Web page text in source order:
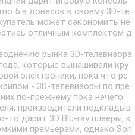
5 в довесок к своему 3D-те
может сэкономить не
отличным комплектом д
рынка 3D-телевизора
которые вынашивали кру
электроники, пока что ре
- 3D-телевизоры по пре
по-прежнему пока нечего.
производители подкладыв
то дарит 3D Blu-ray плееры, к
премьерами, однако Son